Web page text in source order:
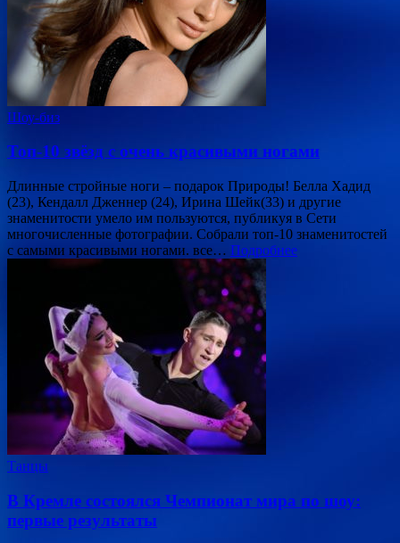
Шоу-биз
Топ-10 звёзд с очень красивыми ногами
Длинные стройные ноги – подарок Природы! Белла Хадид
(23), Кендалл Дженнер (24), Ирина Шейк(33) и другие
знаменитости умело им пользуются, публикуя в Сети
многочисленные фотографии. Собрали топ-10 знаменитостей
с самыми красивыми ногами. все… Подробнее
Танцы
В Кремле состоялся Чемпионат мира по шоу:
первые результаты